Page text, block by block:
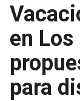
en
para